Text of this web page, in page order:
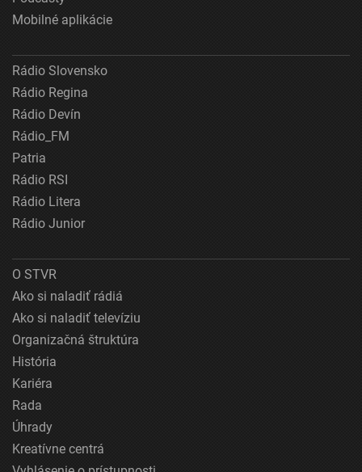
Mobilné aplikácie
Rádio Slovensko
Rádio Regina
Rádio Devín
Rádio_FM
Patria
Rádio RSI
Rádio Litera
Rádio Junior
O STVR
Ako si naladiť rádiá
Ako si naladiť televíziu
Organizačná štruktúra
História
Kariéra
Rada
Úhrady
Kreatívne centrá